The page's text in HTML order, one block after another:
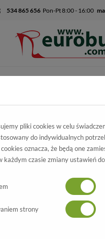
534 865 656 Pon-Pt 8:00 - 16:00
pliki cookies w celu
do indywidualnych
oznacza, że będą one
każdym czasie zmiany ustawień
strony